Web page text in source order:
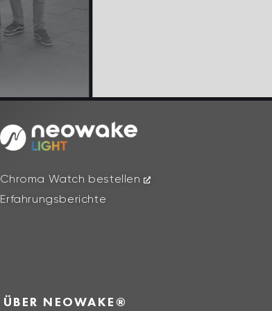
Chroma Watch bestellen
Erfahrungsberichte
ÜBER NEOWAKE®